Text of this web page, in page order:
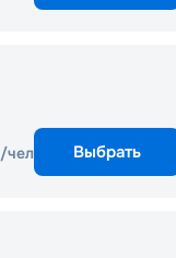
/чел Выбрать